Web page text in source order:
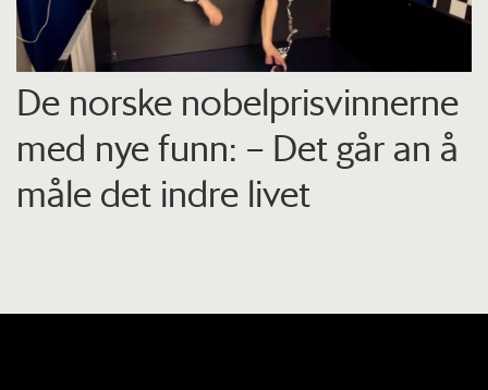
De norske nobelprisvinnerne
med nye funn: – Det går an å
måle det indre livet